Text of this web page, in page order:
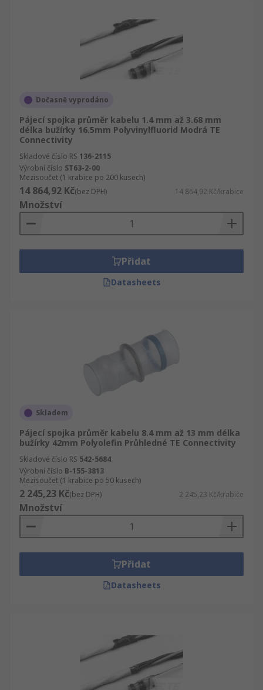
Dočasně vyprodáno
Pájecí spojka průměr kabelu 1.4 mm až 3.68 mm
délka bužírky 16.5mm Polyvinylfluorid Modrá TE
Connectivity
Skladové číslo RS 136-2115
Výrobní číslo ST63-2-00
Mezisoučet (1 krabice po 200 kusech)
14 864,92 Kč(bez DPH) 14 864,92 Kč/krabice
Množství
Přidat
Datasheets
Skladem
Pájecí spojka průměr kabelu 8.4 mm až 13 mm délka
bužírky 42mm Polyolefin Průhledné TE Connectivity
Skladové číslo RS 542-5684
Výrobní číslo B-155-3813
Mezisoučet (1 krabice po 50 kusech)
2 245,23 Kč(bez DPH) 2 245,23 Kč/krabice
Množství
Přidat
Datasheets